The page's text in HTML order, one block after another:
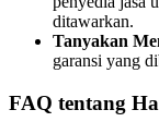
ditawarkan.
Tanyakan
garansi yang
FAQ tentang